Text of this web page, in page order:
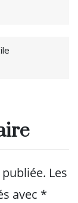
Les
avec *